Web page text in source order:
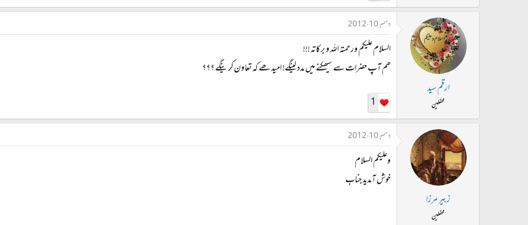
ارقم سید
محفلین
دسمبر 10، 2012
السلام علیکم ورحمتہ اللہ و برکاتہ !!!​
ھم آپ حضرات سے سیھکنے میں مدد لینگے! امید ھے کہ تعاون کرینگے ؟؟؟​
1
زبیر مرزا
محفلین
دسمبر 10، 2012
وعلیکم السلام
خوش آمدید جناب